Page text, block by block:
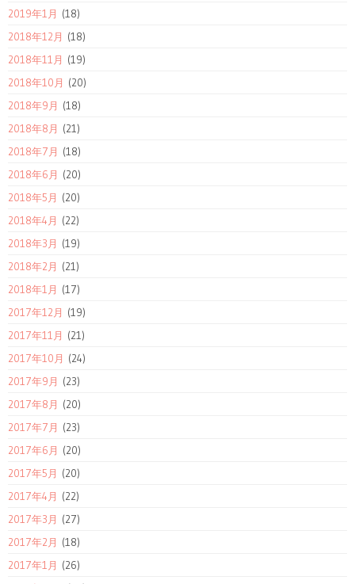
2019年1月 (18)
2018年12月 (18)
2018年11月 (19)
2018年10月 (20)
2018年9月 (18)
2018年8月 (21)
2018年7月 (18)
2018年6月 (20)
2018年5月 (20)
2018年4月 (22)
2018年3月 (19)
2018年2月 (21)
2018年1月 (17)
2017年12月 (19)
2017年11月 (21)
2017年10月 (24)
2017年9月 (23)
2017年8月 (20)
2017年7月 (23)
2017年6月 (20)
2017年5月 (20)
2017年4月 (22)
2017年3月 (27)
2017年2月 (18)
2017年1月 (26)